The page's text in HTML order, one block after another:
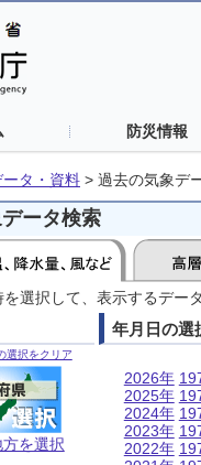
防災情報
タ・資料 > 過去の気象デ
ータ検索
選択して、表示するデー
選択をクリア
を選択
年月日の選
2026年
2025年
2024年
2023年
2022年